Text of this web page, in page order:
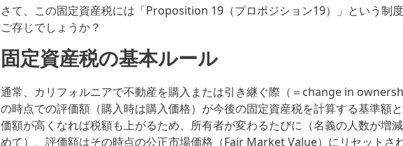
さて、この固定資産税には「Proposition 19（プロポジション19）」という制度
ご存じでしょうか？
固定資産税の基本ルール
通常、カリフォルニアで不動産を購入または引き継ぐ際（＝change in
の時点での評価額（購入時は購入価格）が今後の固定資産税を計算する基準額
価額が高くなれば税額も上がるため、所有者が変わるたびに（名義の人数が増
めて）、評価額はその時点の公正市場価格（Fair Market Value）にリセットされ